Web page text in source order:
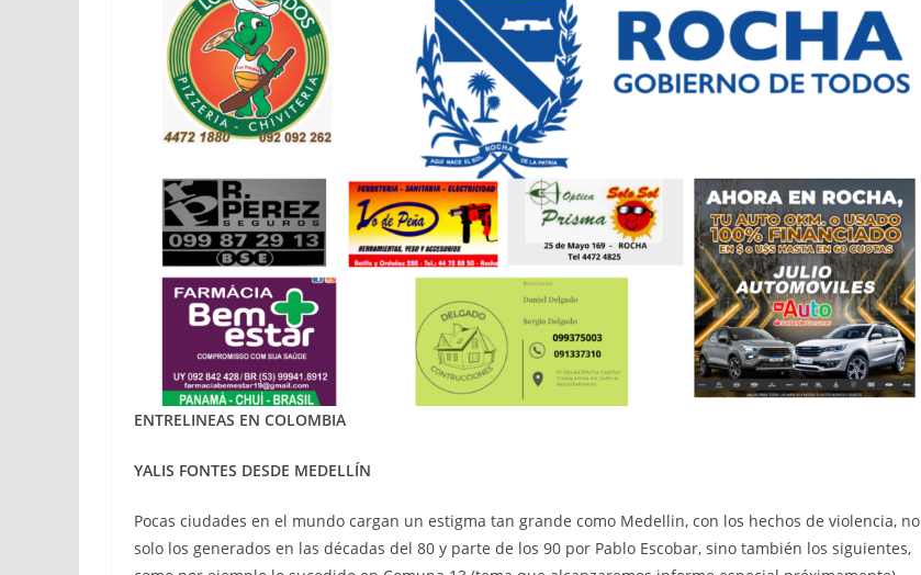
ENTRELINEAS EN COLOMBIA
YALIS FONTES DESDE MEDELLÍN
Pocas ciudades en el mundo cargan un estigma tan grande como Medellin, con los hechos de violencia, no
solo los generados en las décadas del 80 y parte de los 90 por Pablo Escobar, sino también los siguientes,